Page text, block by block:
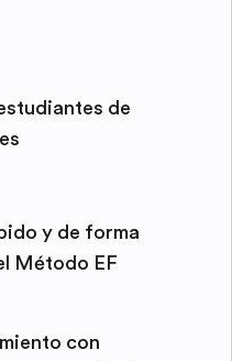
de
y de forma
Método EF
con